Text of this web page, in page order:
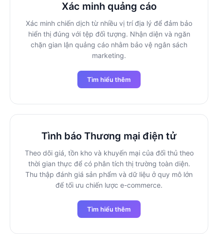
Xác minh quảng cáo
Xác minh chiến dịch từ nhiều vị trí địa lý để đảm bảo
hiển thị đúng với tệp đối tượng. Nhận diện và ngăn
chặn gian lận quảng cáo nhằm bảo vệ ngân sách
marketing.
Tìm hiểu thêm
Tình báo Thương mại điện tử
Theo dõi giá, tồn kho và khuyến mại của đối thủ theo
thời gian thực để có phân tích thị trường toàn diện.
Thu thập đánh giá sản phẩm và dữ liệu ở quy mô lớn
để tối ưu chiến lược e-commerce.
Tìm hiểu thêm